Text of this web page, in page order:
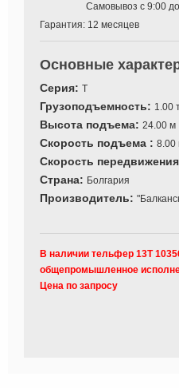
Самовывоз с 9:00
Гарантия: 12 месяцев
Основные
Серия: Т
Грузоподъемность: 1.00
Высота подъема: 24.00 м
Скорость подъема : 8.00
Скорость
Страна: Болгария
Производитель:
В наличии тельфер 13Т
общепромышленное
Цена по запросу